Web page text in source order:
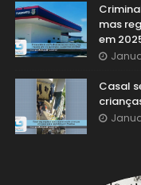
mas
em
Casal